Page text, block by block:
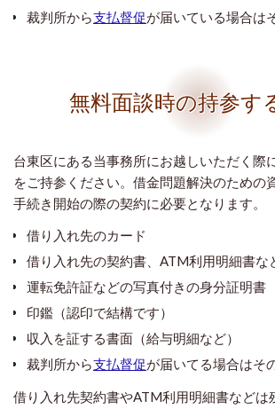
裁判所から支払督促が届いている場合は
無料面談時の持参す
台東区にある当事務所にお越しいただく際
をご持参ください。借金問題解決のための
手続き開始の際の契約に必要となります。
借り入れ先のカード
借り入れ先の契約書、ATM利用明細書な
運転免許証などの写真付きの身分証明書
印鑑（認印で結構です）
収入を証する書面（給与明細など）
裁判所から支払督促が届いてる場合はそ
借り入れ先契約書やATM利用明細書などは